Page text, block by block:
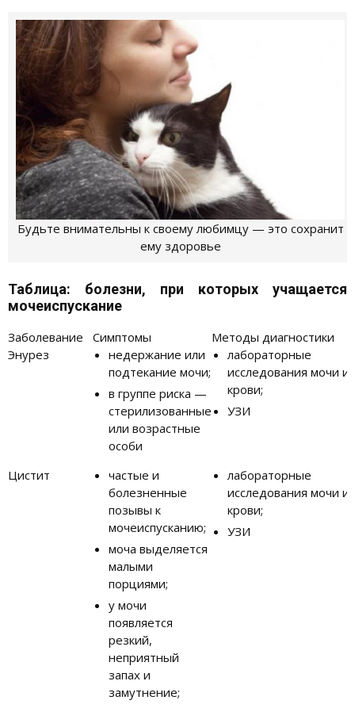
Будьте внимательны к своему любимцу — это сохранит
ему здоровье
Таблица: болезни, при которых учащается
мочеиспускание
Заболевание Симптомы
Методы диагностики
Энурез
недержание или
подтекание мочи;
в группе риска —
стерилизованные
или возрастные
особи
лабораторные
исследования мочи и
крови;
УЗИ
Цистит
частые и
болезненные
позывы к
мочеиспусканию;
моча выделяется
малыми
порциями;
у мочи
появляется
резкий,
неприятный
запах и
замутнение;
лабораторные
исследования мочи и
крови;
УЗИ